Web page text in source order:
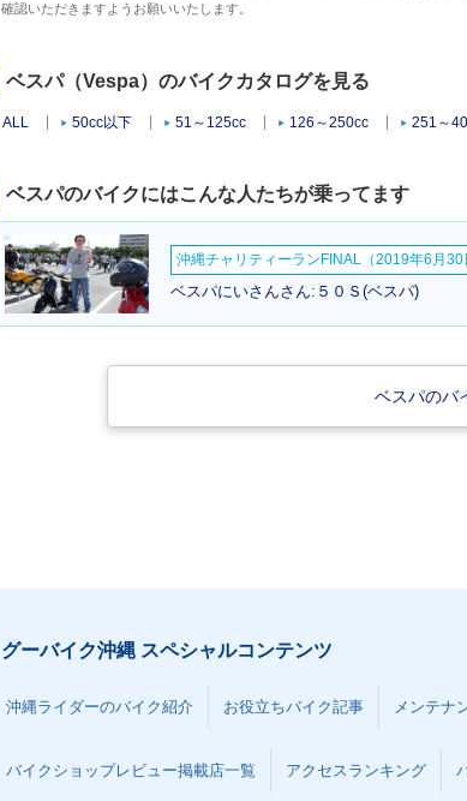
確認いただきますようお願いいたします。
ベスパ（Vespa）のバイクカタログを見る
ALL 50cc以下 51～125cc 126～250cc 251～
ベスパのバイクにはこんな人たちが乗ってます
沖縄チャリティーランFINAL（2019年6月30
ベスパにいさんさん:５０Ｓ(ベスパ)
ベスパのバ
グーバイク沖縄 スペシャルコンテンツ
沖縄ライダーのバイク紹介 お役立ちバイク記事 メンテナ
バイクショップレビュー掲載店一覧 アクセスランキング